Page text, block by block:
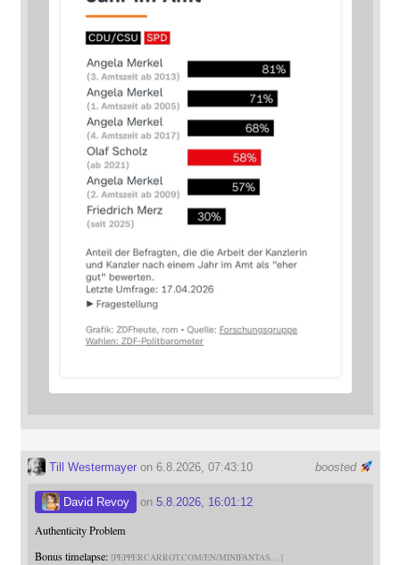
boosted
Till Westermayeron 6.8.2026, 07:43:10
David Revoy on 5.8.2026, 16:01:12
Authenticity Problem
Bonus timelapse: PEPPERCARROT.COM/EN/MINIFANTAS